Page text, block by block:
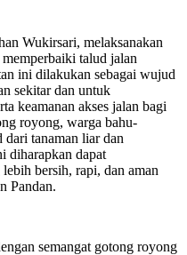
Wukirsari, melaksanakan
talud jalan
ini dilakukan sebagai wujud
sekitar dan untuk
keamanan akses jalan bagi
royong, warga bahu-
dari tanaman liar dan
diharapkan dapat
bersih, rapi, dan aman
Pandan.
semangat gotong royong